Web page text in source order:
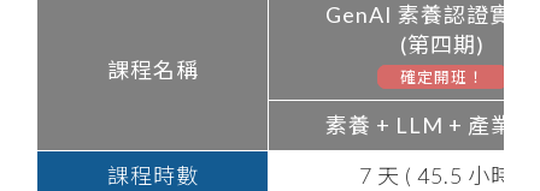
課程名稱
GenAI 素養認證實作
(第四期)
確定開班！
素養 + LLM + 產業
課程時數
7 天 ( 45.5 小時 )